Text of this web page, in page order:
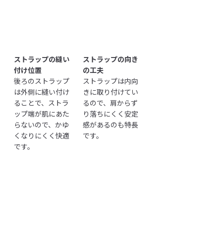
ストラップの縫い
付け位置
後ろのストラップ
は外側に縫い付け
ることで、ストラ
ップ端が肌にあた
らないので、かゆ
くなりにくく快適
です。
ストラップの向き
の工夫
ストラップは内向
きに取り付けてい
るので、肩からず
り落ちにくく安定
感があるのも特長
です。